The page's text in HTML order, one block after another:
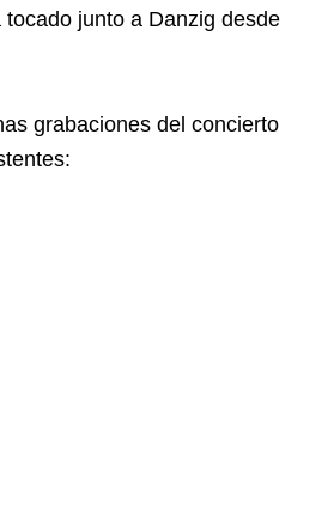
junto a Danzig desde
grabaciones del concierto